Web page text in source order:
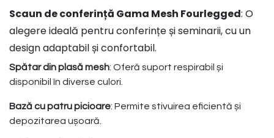
Scaun de conferință Gama Mesh Fourlegged: O
alegere ideală pentru conferințe și seminarii, cu un
design adaptabil și confortabil.
Spătar din plasă mesh: Oferă suport respirabil și
disponibil în diverse culori.
Bază cu patru picioare: Permite stivuirea eficientă și
depozitarea ușoară.